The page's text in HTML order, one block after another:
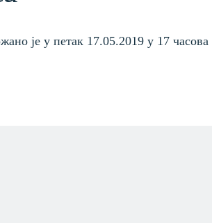
је у петак 17.05.2019 у 17